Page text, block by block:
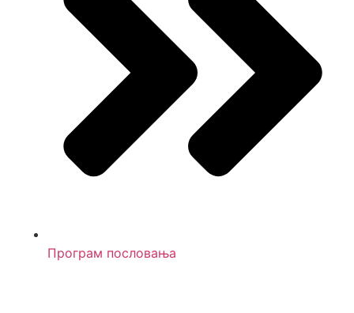
Програм пословања